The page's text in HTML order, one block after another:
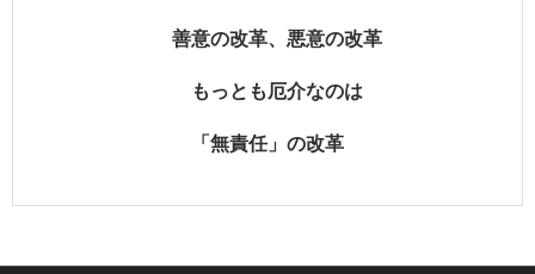
善意の改革、悪意の改革
もっとも厄介なのは
「無責任」の改革